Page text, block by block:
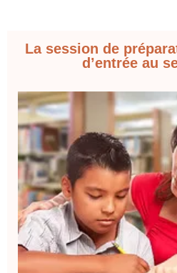
La session de
d’entrée au